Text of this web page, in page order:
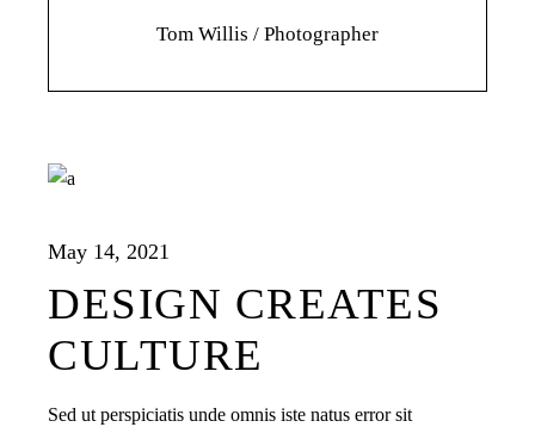
Tom Willis / Photographer
May 14, 2021
DESIGN CREATES
CULTURE
Sed ut perspiciatis unde omnis iste natus error sit